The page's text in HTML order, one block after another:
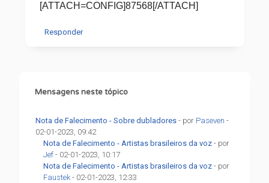
[ATTACH=CONFIG]87568[/ATTACH]
Responder
Mensagens neste tópico
Nota de Falecimento - Sobre dubladores - por Paseven -
02-01-2023, 09:42
Nota de Falecimento - Artistas brasileiros da voz - por
Jef - 02-01-2023, 10:17
Nota de Falecimento - Artistas brasileiros da voz - por
Faustek- 02-01-2023, 12:33